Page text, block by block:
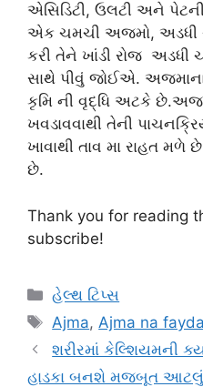
એસિડિટી, ઉલટી અને
એક ચમચી અજમો, અડધી
કરી તેને ખાંડી રોજ અડધી
સાથે પીવું જોઈએ.
કૃમિ ની વૃદ્ધિ અટકે
ખવડાવવાથી તેની
ખાવાથી તાવ મા રાહત
છે.
Thank you for reading
subscribe!
Categories
હેલ્થ ટિપ્સ
Tags
Ajma, Ajma na fayda
શરીરમાં કેલ્શિયમની
હાડકા બનશે મજબૂત આટલું